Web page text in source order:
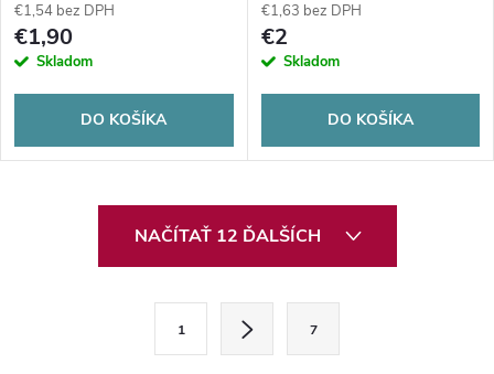
€1,54 bez DPH
€1,90
Skladom
DO KOŠÍKA
€1,63 bez DPH
€2
Skladom
DO KOŠÍKA
NAČÍTAŤ 12 ĎALŠÍCH
1 7